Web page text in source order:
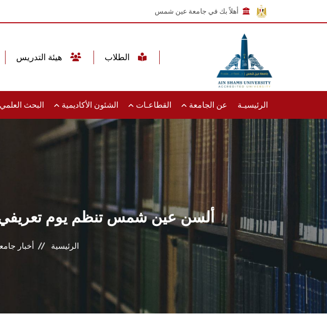
أهلاً بك في جامعة عين شمس
الرئيسيـة عن الجامعة القطاعـات الشئون الأكاديمية البحث العلمي
ألسن عين شمس تنظم يوم تعريفي
الرئيسية أخبار